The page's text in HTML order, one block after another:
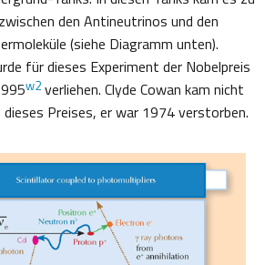
den Antineutrinos und den
(siehe Diagramm unten).
für dieses Experiment der Nobelpreis
w2verliehen. Clyde Cowan kam nicht
dieses Preises, er war 1974 verstorben.